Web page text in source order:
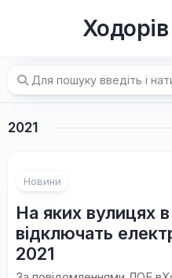
2021
Новини
На яких вулицях
відключать
2021